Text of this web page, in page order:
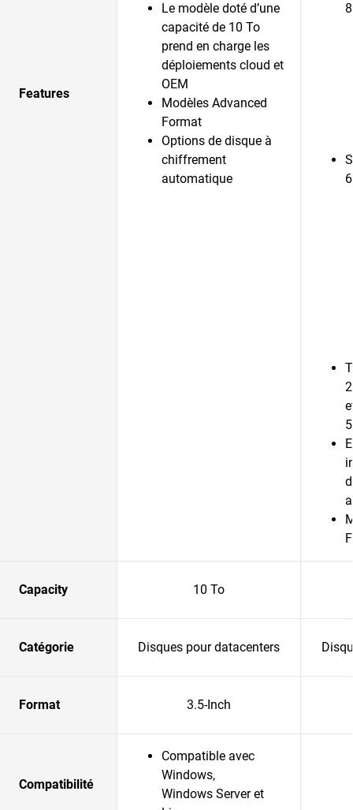
Features
Le modèle doté d’une
capacité de 10 To
prend en charge les
déploiements cloud et
OEM
Modèles Advanced
Format
Options de disque à
chiffrement
automatique
Capacity 10 To
Catégorie Disques pour datacenters
Format 3.5-Inch
Compatibilité
Compatible avec
Windows,
Windows Server et